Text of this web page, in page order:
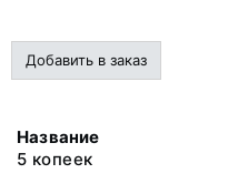
Добавить в заказ
Название
5 копеек